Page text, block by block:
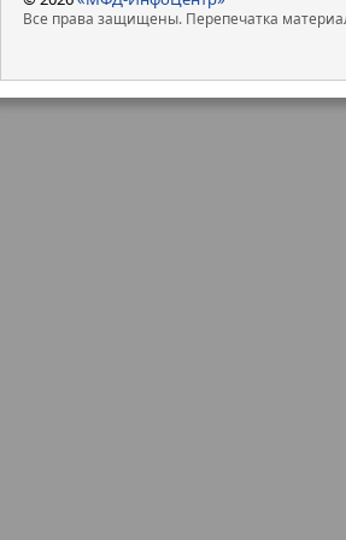
Все права защищены. Перепечатка